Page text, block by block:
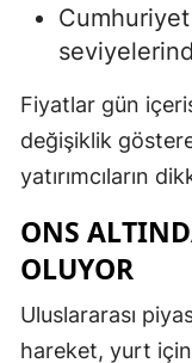
Fiyatlar gün
değişiklik
yatırımcıların
ONS
OLUYOR
Uluslararası
hareket, yurt